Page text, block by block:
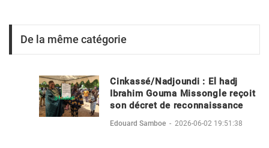
De la même catégorie
Cinkassé/Nadjoundi : El hadj
Ibrahim Gouma Missongle reçoit
son décret de reconnaissance
Edouard Samboe - 2026-06-02 19:51:38